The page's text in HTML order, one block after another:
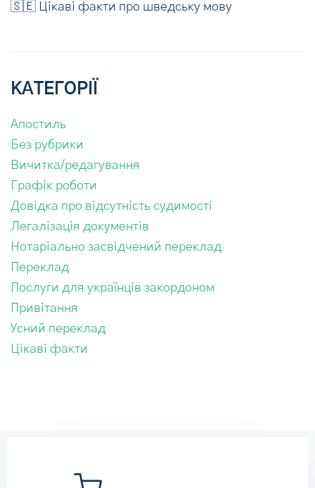
🇸🇪 Цікаві факти про шведську мову
КАТЕГОРІЇ
Апостиль
Без рубрики
Вичитка/редагування
Графік роботи
Довідка про відсутність судимості
Легалізація документів
Нотаріально засвідчений переклад
Переклад
Послуги для українців закордоном
Привітання
Усний переклад
Цікаві факти